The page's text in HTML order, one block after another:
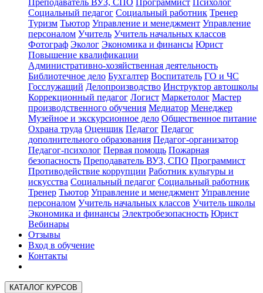
Преподаватель ВУЗ, СПО Программист Психолог
Социальный педагог Социальный работник Тренер
Туризм Тьютор Управление и менеджмент Управление
персоналом Учитель Учитель начальных классов
Фотограф Эколог Экономика и финансы Юрист
Повышение квалификации
Административно-хозяйственная деятельность
Библиотечное дело Бухгалтер Воспитатель ГО и ЧС
Госслужащий Делопроизводство Инструктор автошколы
Коррекционный педагог Логист Маркетолог Мастер
производственного обучения Медиатор Менеджер
Музейное и экскурсионное дело Общественное питание
Охрана труда Оценщик Педагог Педагог
дополнительного образования Педагог-организатор
Педагог-психолог Первая помощь Пожарная
безопасность Преподаватель ВУЗ, СПО Программист
Противодействие коррупции Работник культуры и
искусства Социальный педагог Социальный работник
Тренер Тьютор Управление и менеджмент Управление
персоналом Учитель начальных классов Учитель школы
Экономика и финансы Электробезопасность Юрист
Вебинары
Отзывы
Вход в обучение
Контакты
КАТАЛОГ КУРСОВ